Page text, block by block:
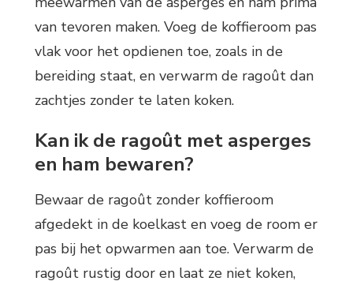
van tevoren maken. Voeg de koffieroom pas
vlak voor het opdienen toe, zoals in de
bereiding staat, en verwarm de ragoût dan
zachtjes zonder te laten koken.
Kan ik de ragoût met asperges
en ham bewaren?
Bewaar de ragoût zonder koffieroom
afgedekt in de koelkast en voeg de room er
pas bij het opwarmen aan toe. Verwarm de
ragoût rustig door en laat ze niet koken,